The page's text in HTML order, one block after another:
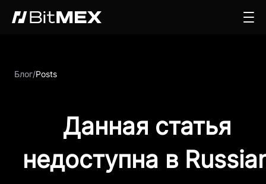
Блог/Posts
Данная статья
недоступна в